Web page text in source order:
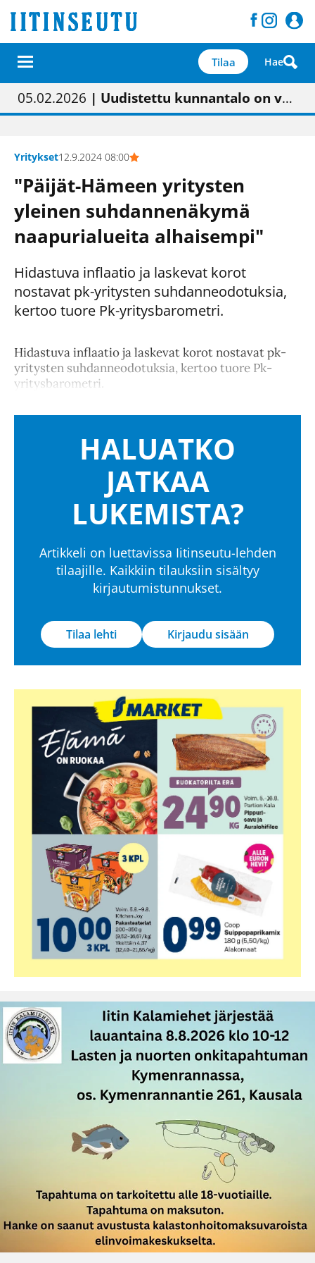
Tilaa Hae
01.02.2026 | Painon vaihtumisen pitäisi näkyä hieman parempana painojäljen laatuna lehdessä
05.02.2026 | Uudistettu kunnantalo on valoisa
23.04.2026 | “Olemme käynnistämässä uudelleen keskustavisiotyön”
09.05.2026| "Maalla on totuttu elämään omavaraisemmin kuin kaupungissa"
Yritykset12.9.2024 08:00
"Päijät-Hämeen yritysten
yleinen suhdannenäkymä
naapurialueita alhaisempi"
Hidastuva inflaatio ja laskevat korot
nostavat pk-yritysten suhdanneodotuksia,
kertoo tuore Pk-yritysbarometri.
Hidastuva inflaatio ja laskevat korot nostavat pk-
yritysten suhdanneodotuksia, kertoo tuore Pk-
yritysbarometri.
HALUATKO
JATKAA
LUKEMISTA?
Artikkeli on luettavissa Iitinseutu-lehden
tilaajille. Kaikkiin tilauksiin sisältyy
kirjautumistunnukset.
Tilaa lehti Kirjaudu sisään